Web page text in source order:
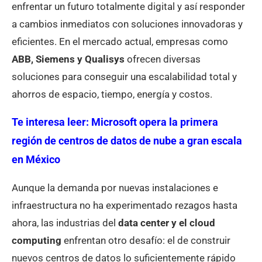
enfrentar un futuro totalmente digital y así responder
a cambios inmediatos con soluciones innovadoras y
eficientes. En el mercado actual, empresas como
ABB, Siemens y Qualisys ofrecen diversas
soluciones para conseguir una escalabilidad total y
ahorros de espacio, tiempo, energía y costos.
Te interesa leer: Microsoft opera la primera
región de centros de datos de nube a gran escala
en México
Aunque la demanda por nuevas instalaciones e
infraestructura no ha experimentado rezagos hasta
ahora, las industrias del data center y el cloud
computing enfrentan otro desafío: el de construir
nuevos centros de datos lo suficientemente rápido